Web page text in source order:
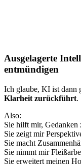
Ausgelagerte
entmündigen
Ich glaube, KI ist dann
Klarheit zurückführt.
Also:
Sie hilft mir, Gedanken
Sie zeigt mir
Sie macht
Sie nimmt mir
Sie erweitert meinen